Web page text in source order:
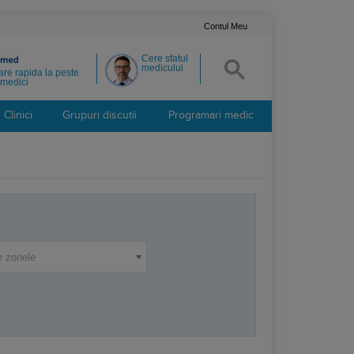
Contul Meu
Cere sfatul
medicului
rapida la peste
Clinici Grupuri discutii Programari medic
zonele